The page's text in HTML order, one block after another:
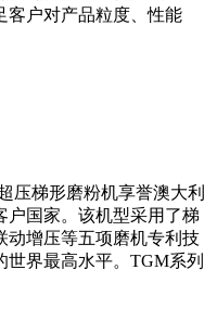
客户对产品粒度、性能
压梯形磨粉机享誉澳大利
户国家。该机型采用了梯
动增压等五项磨机专利技
界最高水平。TGM系列